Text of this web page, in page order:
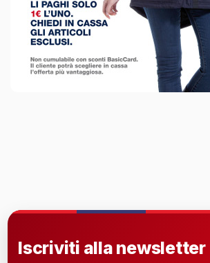
Iscriviti alla newsletter